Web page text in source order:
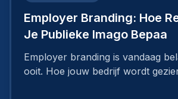
Employer Branding: Hoe
Je Publieke Imago Bepaa
Employer branding is vandaag
ooit. Hoe jouw bedrijf wordt